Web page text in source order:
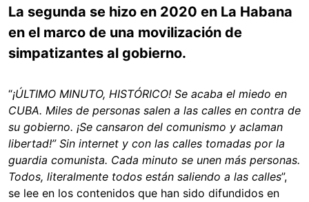
La segunda se hizo en 2020 en La Habana
en el marco de una movilización de
simpatizantes al gobierno.
“¡ÚLTIMO MINUTO, HISTÓRICO! Se acaba el miedo en
CUBA. Miles de personas salen a las calles en contra de
su gobierno. ¡Se cansaron del comunismo y aclaman
libertad!” Sin internet y con las calles tomadas por la
guardia comunista. Cada minuto se unen más personas.
Todos, literalmente todos están saliendo a las calles”,
se lee en los contenidos que han sido difundidos en